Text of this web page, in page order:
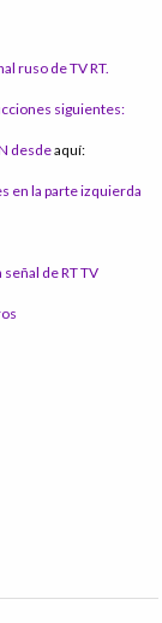
ruso de TV RT.
siguientes:
desdeaquí:
en la parte izquierda
de RT TV